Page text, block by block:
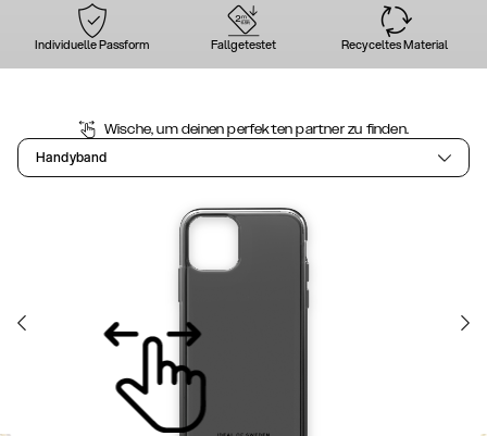
Individuelle Passform Fallgetestet Recyceltes Material
Wische, um deinen perfekten partner zu finden.
Handyband